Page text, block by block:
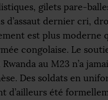
gilets pare-
d’assaut dernier cri,
est plus moderne
congolaise. Le
au M23 n’a
Des soldats en
d’ailleurs été